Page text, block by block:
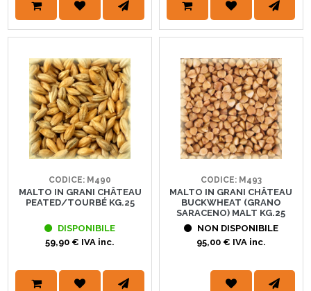
CODICE: M490
MALTO IN GRANI CHÂTEAU
PEATED/TOURBÉ KG.25
DISPONIBILE
59,90 € IVA inc.
CODICE: M493
MALTO IN GRANI CHÂTEAU
BUCKWHEAT (GRANO
SARACENO) MALT KG.25
NON DISPONIBILE
95,00 € IVA inc.